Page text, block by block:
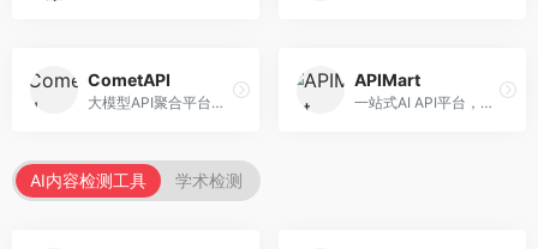
CometAPI
大模型API聚合平台，整合多种AI模型服务。面向开发者，提供统一接口、模型切换、监控分析等服务，API管理便捷。
APIMart
一站式AI API平台，整合多种AI服务。面向开发者，提供模型API、图像处理、语音识别等服务，API种类丰富。
AI内容检测工具 学术检测